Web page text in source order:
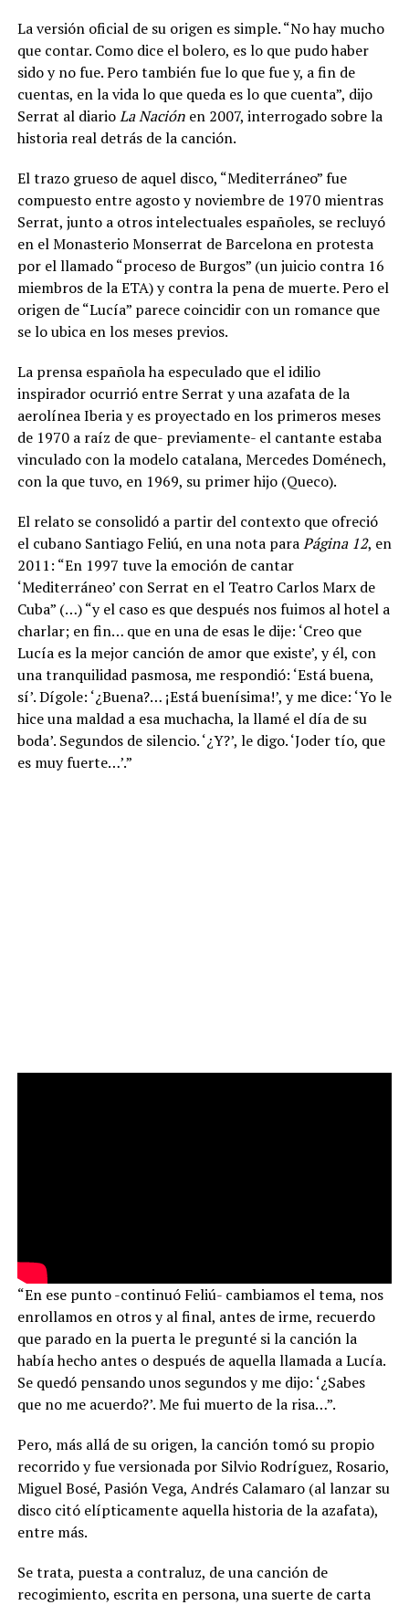
La versión oficial de su origen es simple. “No hay mucho
que contar. Como dice el bolero, es lo que pudo haber
sido y no fue. Pero también fue lo que fue y, a fin de
cuentas, en la vida lo que queda es lo que cuenta”, dijo
Serrat al diarioLa Naciónen 2007, interrogado sobre la
historia real detrás de la canción.
El trazo grueso de aquel disco, “Mediterráneo” fue
compuesto entre agosto y noviembre de 1970 mientras
Serrat, junto a otros intelectuales españoles, se recluyó
en el Monasterio Monserrat de Barcelona en protesta
por el llamado “proceso de Burgos” (un juicio contra 16
miembros de la ETA) y contra la pena de muerte. Pero el
origen de “Lucía” parece coincidir con un romance que
se lo ubica en los meses previos.
La prensa española ha especulado que el idilio
inspirador ocurrió entre Serrat y una azafata de la
aerolínea Iberia y es proyectado en los primeros meses
de 1970 a raíz de que- previamente- el cantante estaba
vinculado con la modelo catalana, Mercedes Doménech,
con la que tuvo, en 1969, su primer hijo (Queco).
El relato se consolidó a partir del contexto que ofreció
el cubano Santiago Feliú, en una nota paraPágina 12, en
2011: “En 1997 tuve la emoción de cantar
‘Mediterráneo’ con Serrat en el Teatro Carlos Marx de
Cuba” (…) “y el caso es que después nos fuimos al hotel a
charlar; en fin… que en una de esas le dije: ‘Creo que
Lucía es la mejor canción de amor que existe’, y él, con
una tranquilidad pasmosa, me respondió: ‘Está buena,
sí’. Dígole: ‘¿Buena?… ¡Está buenísima!’, y me dice: ‘Yo le
hice una maldad a esa muchacha, la llamé el día de su
boda’. Segundos de silencio. ‘¿Y?’, le digo. ‘Joder tío, que
es muy fuerte…’.”
“En ese punto -continuó Feliú- cambiamos el tema, nos
enrollamos en otros y al final, antes de irme, recuerdo
que parado en la puerta le pregunté si la canción la
había hecho antes o después de aquella llamada a Lucía.
Se quedó pensando unos segundos y me dijo: ‘¿Sabes
que no me acuerdo?’. Me fui muerto de la risa…”.
Pero, más allá de su origen, la canción tomó su propio
recorrido y fue versionada por Silvio Rodríguez, Rosario,
Miguel Bosé, Pasión Vega, Andrés Calamaro (al lanzar su
disco citó elípticamente aquella historia de la azafata),
entre más.
Se trata, puesta a contraluz, de una canción de
recogimiento, escrita en persona, una suerte de carta